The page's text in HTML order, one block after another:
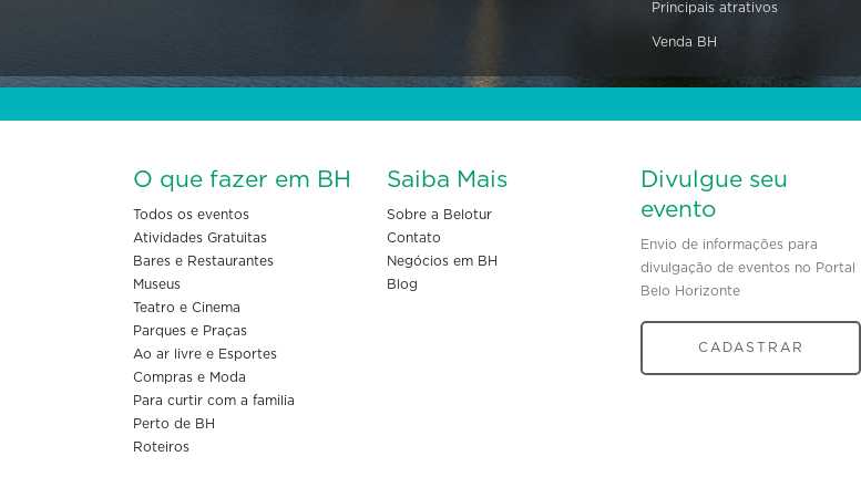
Principais atrativos
Venda BH
O que fazer em BH
Todos os eventos
Atividades Gratuitas
Bares e Restaurantes
Museus
Teatro e Cinema
Parques e Praças
Ao ar livre e Esportes
Compras e Moda
Para curtir com a familia
Perto de BH
Roteiros
Saiba Mais
Sobre a Belotur
Contato
Negócios em BH
Blog
Divulgue seu
evento
Envio de informações para
divulgação de eventos no Portal
Belo Horizonte
CADASTRAR